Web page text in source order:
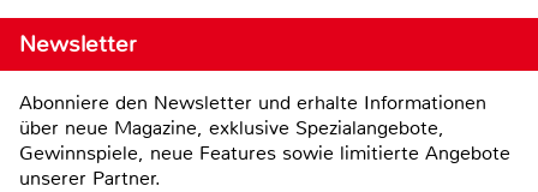
Newsletter
Abonniere den Newsletter und erhalte Informationen
über neue Magazine, exklusive Spezialangebote,
Gewinnspiele, neue Features sowie limitierte Angebote
unserer Partner.